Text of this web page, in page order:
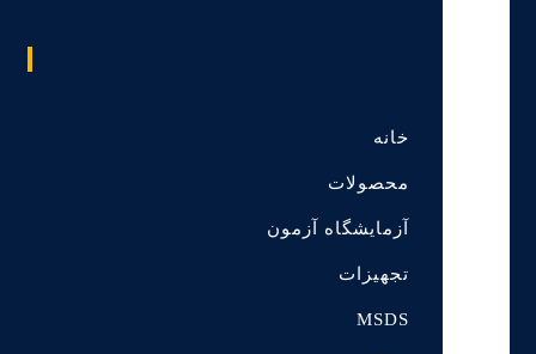
خانه
محصولات
آزمایشگاه آزمون
تجهیزات
MSDS